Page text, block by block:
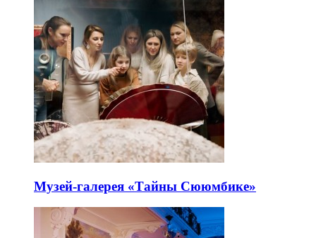
Музей-галерея «Тайны Сююмбике»